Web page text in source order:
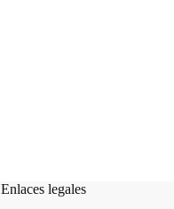
Enlaces legales